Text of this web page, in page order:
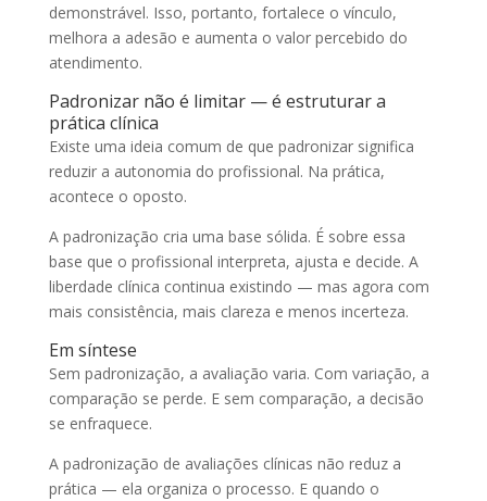
demonstrável. Isso, portanto, fortalece o vínculo,
melhora a adesão e aumenta o valor percebido do
atendimento.
Padronizar não é limitar — é estruturar a
prática clínica
Existe uma ideia comum de que padronizar significa
reduzir a autonomia do profissional. Na prática,
acontece o oposto.
A padronização cria uma base sólida. É sobre essa
base que o profissional interpreta, ajusta e decide. A
liberdade clínica continua existindo — mas agora com
mais consistência, mais clareza e menos incerteza.
Em síntese
Sem padronização, a avaliação varia. Com variação, a
comparação se perde. E sem comparação, a decisão
se enfraquece.
A padronização de avaliações clínicas não reduz a
prática — ela organiza o processo. E quando o